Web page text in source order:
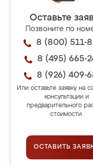
Оставьте
Позвоните по
8 (800) 511-
8 (495) 665-
8 (926) 409-
Или оставьте заявку на
консультации и
предварительного
стоимости.
ОСТАВИТЬ